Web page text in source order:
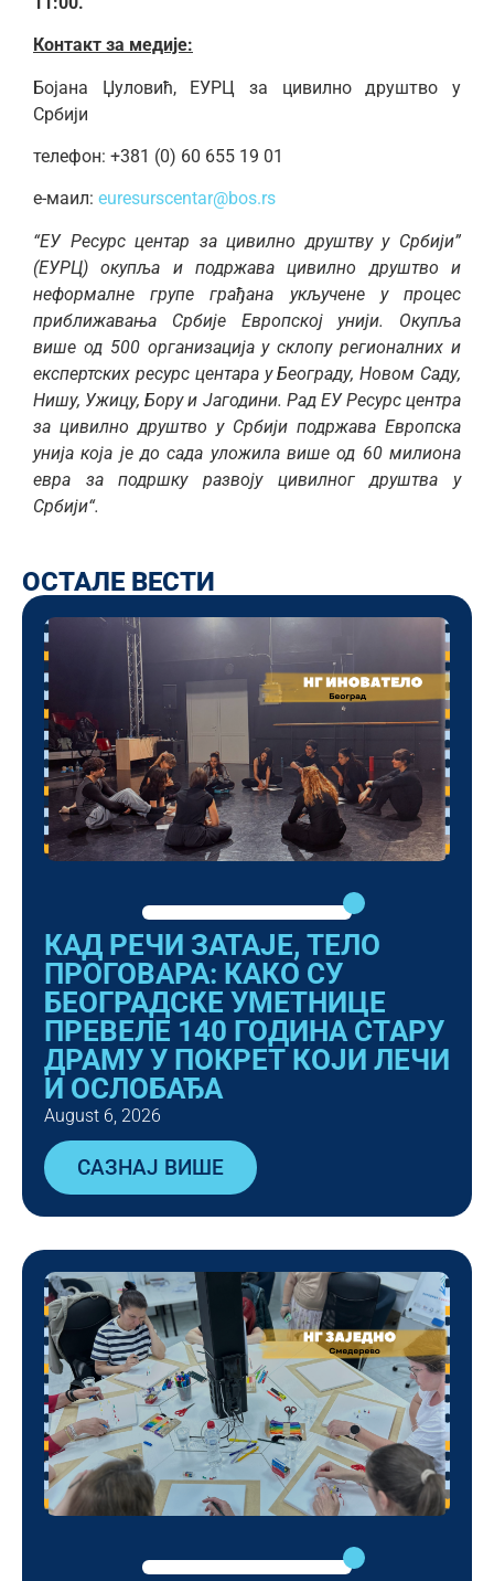
Контакт за медије:
Бојана Џуловић, ЕУРЦ за цивилно друштво у
Србији
телефон: +381 (0) 60 655 19 01
е-маил: euresurscentar@bos.rs
“ЕУ Ресурс центар за цивилно друштву у Србији”
(ЕУРЦ) окупља и подржава цивилно друштво и
неформалне групе грађана укључене у процес
приближавања Србије Европској унији. Окупља
више од 500 организација у склопу регионалних и
експертских ресурс центара у Београду, Новом Саду,
Нишу, Ужицу, Бору и Јагодини. Рад ЕУ Ресурс центра
за цивилно друштво у Србији подржава Европска
унија која је до сада уложила више од 60 милиона
евра за подршку развоју цивилног друштва у
Србији“.
ОСТАЛЕ ВЕСТИ
КАД РЕЧИ ЗАТАЈЕ, ТЕЛО
ПРОГОВАРА: КАКО СУ
БЕОГРАДСКЕ УМЕТНИЦЕ
ПРЕВЕЛЕ 140 ГОДИНА СТАРУ
ДРАМУ У ПОКРЕТ КОЈИ ЛЕЧИ
И ОСЛОБАЂА
August 6, 2026
САЗНАЈ ВИШЕ